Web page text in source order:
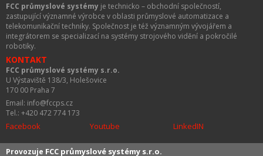
FCC průmyslové systémy je technicko – obchodní společností,
zastupující významné výrobce v oblasti průmyslové automatizace a
telekomunikační techniky. Společnost je též významným vývojářem a
integrátorem se specializací na systémy strojového vidění a pokročilé
robotiky.
KONTAKT
FCC průmyslové systémy s.r.o.
U Výstaviště 138/3, Holešovice
170 00 Praha 7
Email: info@fccps.cz
Tel.: +420 472 774 173
Facebook Youtube LinkedIN
Provozuje FCC průmyslové systémy s.r.o.